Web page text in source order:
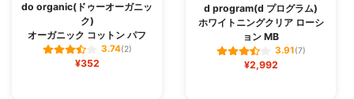
do organic(ドゥーオーガニッ
ク)
オーガニック コットン パフ
3.74(2)
¥352
d program(d プログラム)
ホワイトニングクリア ローシ
ョン MB
3.91(7)
¥2,992